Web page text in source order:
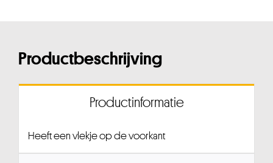
Productbeschrijving
Productinformatie
Heeft een vlekje op de voorkant